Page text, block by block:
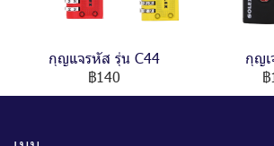
กุญแจรหัส รุ่น C44
฿140
กุญเ
฿